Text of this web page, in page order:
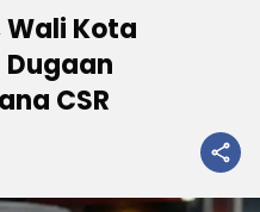
Wali Kota
CSR